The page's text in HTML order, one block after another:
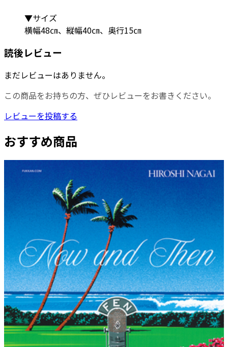
▼サイズ
横幅48㎝、縦幅40㎝、奥行15㎝
読後レビュー
まだレビューはありません。
この商品をお持ちの方、ぜひレビューをお書きください。
レビューを投稿する
おすすめ商品